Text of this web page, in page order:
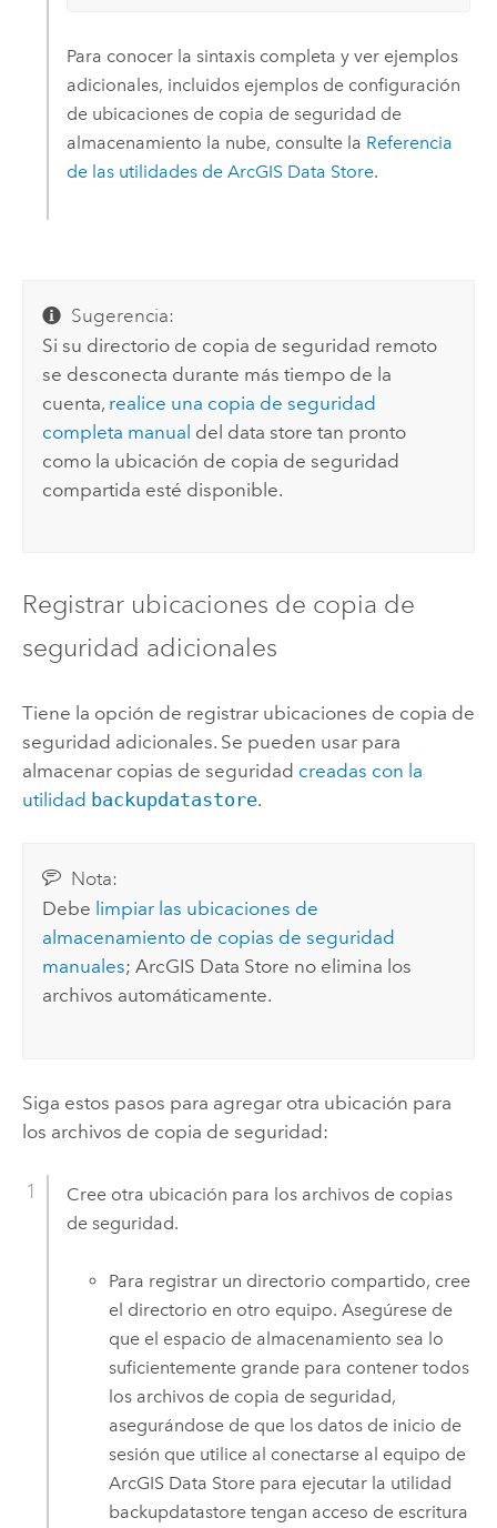
Para conocer la sintaxis completa y ver ejemplos
adicionales, incluidos ejemplos de configuración
de ubicaciones de copia de seguridad de
almacenamiento la nube, consulte la Referencia
de las utilidades de ArcGIS Data Store.
Sugerencia:
Si su directorio de copia de seguridad remoto
se desconecta durante más tiempo de la
cuenta, realice una copia de seguridad
completa manual del data store tan pronto
como la ubicación de copia de seguridad
compartida esté disponible.
Registrar ubicaciones de copia de
seguridad adicionales
Tiene la opción de registrar ubicaciones de copia de
seguridad adicionales. Se pueden usar para
almacenar copias de seguridad creadas con la
utilidad backupdatastore.
Nota:
Debe limpiar las ubicaciones de
almacenamiento de copias de seguridad
manuales;ArcGIS Data Store no elimina los
archivos automáticamente.
Siga estos pasos para agregar otra ubicación para
los archivos de copia de seguridad:
Cree otra ubicación para los archivos de copias
de seguridad.
Para registrar un directorio compartido, cree
el directorio en otro equipo. Asegúrese de
que el espacio de almacenamiento sea lo
suficientemente grande para contener todos
los archivos de copia de seguridad,
asegurándose de que los datos de inicio de
sesión que utilice al conectarse al equipo de
ArcGIS Data Store para ejecutar la utilidad
backupdatastore tengan acceso de escritura